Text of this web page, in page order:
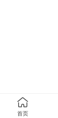
首页